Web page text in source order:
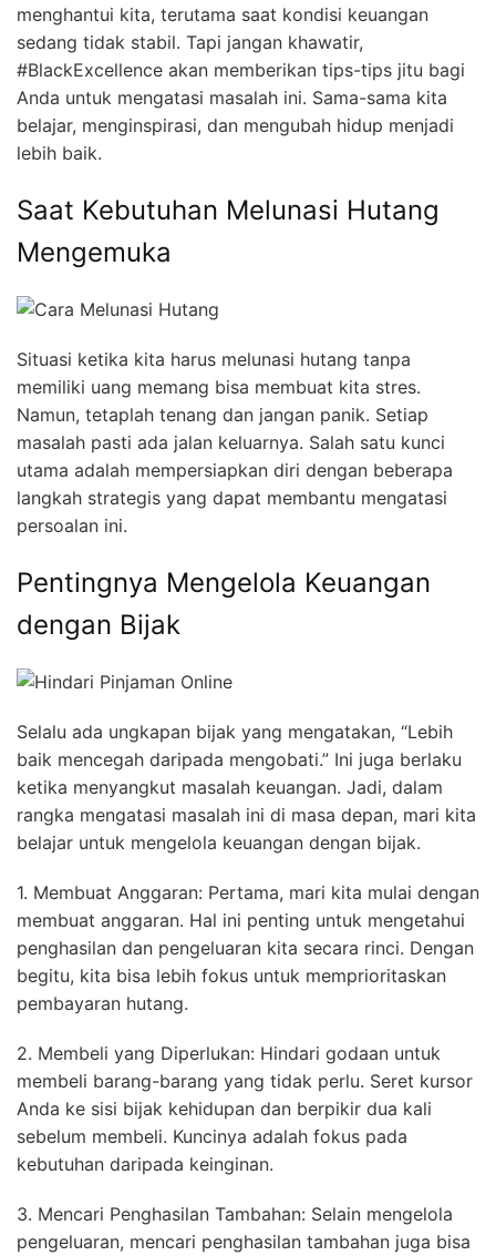
menghantui kita, terutama saat kondisi keuangan
sedang tidak stabil. Tapi jangan khawatir,
#BlackExcellence akan memberikan tips-tips jitu bagi
Anda untuk mengatasi masalah ini. Sama-sama kita
belajar, menginspirasi, dan mengubah hidup menjadi
lebih baik.
Saat Kebutuhan Melunasi Hutang
Mengemuka
Situasi ketika kita harus melunasi hutang tanpa
memiliki uang memang bisa membuat kita stres.
Namun, tetaplah tenang dan jangan panik. Setiap
masalah pasti ada jalan keluarnya. Salah satu kunci
utama adalah mempersiapkan diri dengan beberapa
langkah strategis yang dapat membantu mengatasi
persoalan ini.
Pentingnya Mengelola Keuangan
dengan Bijak
Selalu ada ungkapan bijak yang mengatakan, “Lebih
baik mencegah daripada mengobati.” Ini juga berlaku
ketika menyangkut masalah keuangan. Jadi, dalam
rangka mengatasi masalah ini di masa depan, mari kita
belajar untuk mengelola keuangan dengan bijak.
1. Membuat Anggaran: Pertama, mari kita mulai dengan
membuat anggaran. Hal ini penting untuk mengetahui
penghasilan dan pengeluaran kita secara rinci. Dengan
begitu, kita bisa lebih fokus untuk memprioritaskan
pembayaran hutang.
2. Membeli yang Diperlukan: Hindari godaan untuk
membeli barang-barang yang tidak perlu. Seret kursor
Anda ke sisi bijak kehidupan dan berpikir dua kali
sebelum membeli. Kuncinya adalah fokus pada
kebutuhan daripada keinginan.
3. Mencari Penghasilan Tambahan: Selain mengelola
pengeluaran, mencari penghasilan tambahan juga bisa